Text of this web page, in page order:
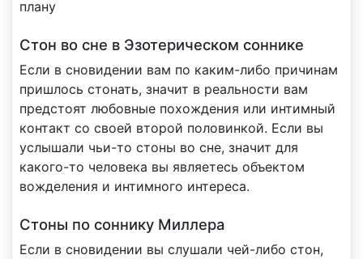
плану
Стон во сне в Эзотерическом соннике
Если в сновидении вам по каким-либо причинам
пришлось стонать, значит в реальности вам
предстоят любовные похождения или интимный
контакт со своей второй половинкой. Если вы
услышали чьи-то стоны во сне, значит для
какого-то человека вы являетесь объектом
вожделения и интимного интереса.
Стоны по соннику Миллера
Если в сновидении вы слушали чей-либо стон,